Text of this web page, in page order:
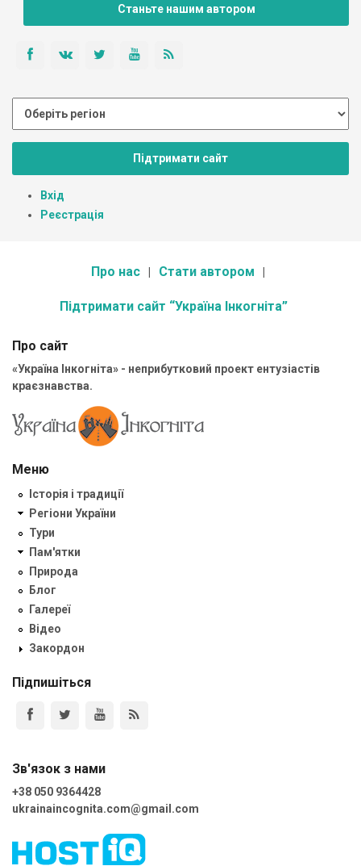
Станьте нашим автором
Підтримати сайт
Вхід
Реєстрація
Про нас Стати автором
Підтримати сайт “Україна Інкогніта”
Про сайт
«Україна Інкогніта» - неприбутковий проект ентузіастів
краєзнавства.
Меню
Історія і традиції
Регіони України
Тури
Пам'ятки
Природа
Блог
Галереї
Відео
Закордон
Підпишіться
Зв'язок з нами
+38 050 9364428
ukrainaincognita.com@gmail.com